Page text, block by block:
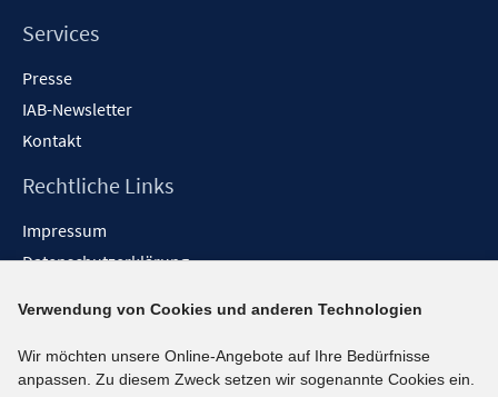
Services
Presse
IAB-Newsletter
Kontakt
Rechtliche Links
Impressum
Datenschutzerklärung
Barrieren melden
Social-Media-Kanäle
Verwendung von Cookies und anderen Technologien
Wir möchten unsere Online-Angebote auf Ihre Bedürfnisse
anpassen. Zu diesem Zweck setzen wir sogenannte Cookies ein.